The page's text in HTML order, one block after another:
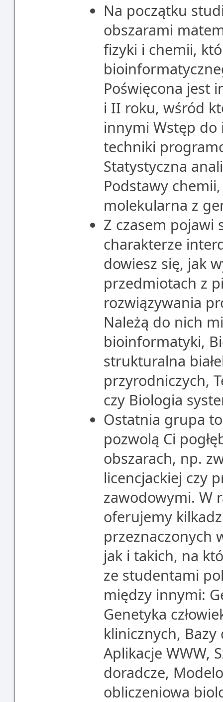
Na początku
obszarami
fizyki i chemii,
Poświęcona jest
i II roku, wśród
innymi Wstęp
techniki
Statystyczna
Podstawy
molekularna z
Z czasem pojawi
charakterze
dowiesz się, jak
przedmiotach z
rozwiązywania
Należą do nich
bioinformatyki,
strukturalna
przyrodniczych,
czy Biologia
Ostatnia grupa
pozwolą Ci
obszarach, np.
licencjackiej czy
zawodowymi. W
oferujemy
przeznaczonych
jak i takich, na
ze studentami
między innymi:
Genetyka
klinicznych, Bazy
Aplikacje WWW,
doradcze,
obliczeniowa